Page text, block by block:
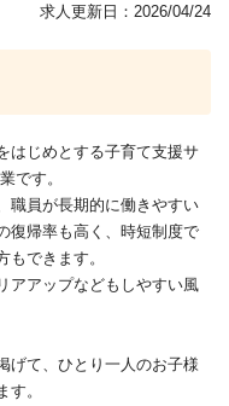
求人更新日：2026/04/24
はじめとする子育て支援サ
です。
職員が長期的に働きやすい
復帰率も高く、時短制度で
できます。
アアップなどもしやすい風
げて、ひとり一人のお子様
。